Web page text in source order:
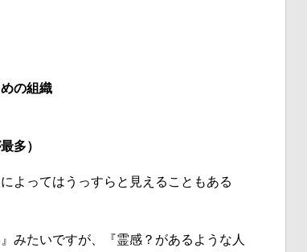
の組織
多）
よってはうっすらと見えることもある
みたいですが、『霊感？があるような人